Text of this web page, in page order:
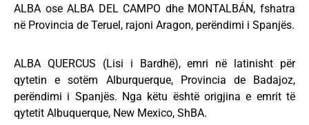
ALBA ose ALBA DEL CAMPO dhe MONTALBÁN, fshatra
në Provincia de Teruel, rajoni Aragon, perëndimi i Spanjës.
ALBA QUERCUS (Lisi i Bardhë), emri në latinisht për
qytetin e sotëm Alburquerque, Provincia de Badajoz,
perëndimi i Spanjës. Nga këtu është origjina e emrit të
qytetit Albuquerque, New Mexico, ShBA.